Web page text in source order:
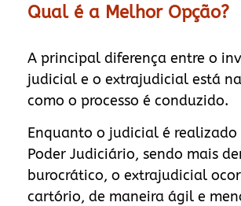
Qual é a Melhor Opção?
A principal diferença entre o
judicial e o extrajudicial está
como o processo é conduzido.
Enquanto o judicial é realizado
Poder Judiciário, sendo mais
burocrático, o extrajudicial
cartório, de maneira ágil e